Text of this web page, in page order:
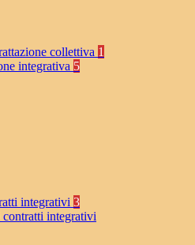
collettiva 1
integrativa 5
integrativi 3
contratti integrativi